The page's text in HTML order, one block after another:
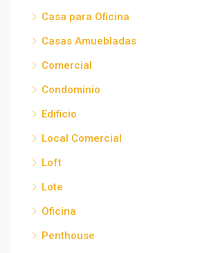
Casa para Oficina
Casas Amuebladas
Comercial
Condominio
Edificio
Local Comercial
Loft
Lote
Oficina
Penthouse